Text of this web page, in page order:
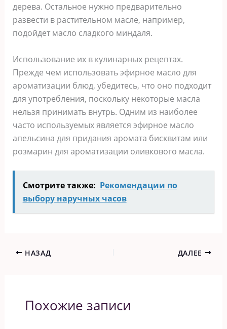
дерева. Остальное нужно предварительно
развести в растительном масле, например,
подойдет масло сладкого миндаля.
Использование их в кулинарных рецептах.
Прежде чем использовать эфирное масло для
ароматизации блюд, убедитесь, что оно подходит
для употребления, поскольку некоторые масла
нельзя принимать внутрь. Одним из наиболее
часто используемых является эфирное масло
апельсина для придания аромата бисквитам или
розмарин для ароматизации оливкового масла.
Смотрите также: Рекомендации по
выбору наручных часов
НАЗАД ДАЛЕЕ
Похожие записи